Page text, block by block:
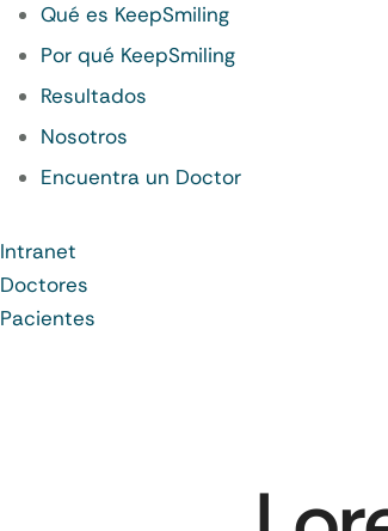
Qué es KeepSmiling
Por qué KeepSmiling
Resultados
Nosotros
Encuentra un Doctor
Intranet
Doctores
Pacientes